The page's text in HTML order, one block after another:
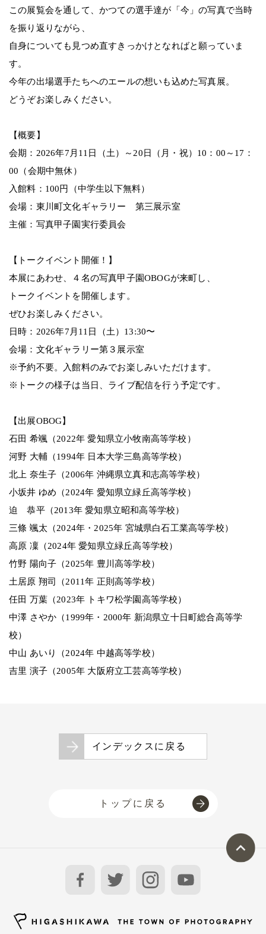
この展覧会を通して、かつての選手達が「今」の写真で当時
を振り返りながら、
自身についても見つめ直すきっかけとなればと願っていま
す。
今年の出場選手たちへのエールの想いも込めた写真展。
どうぞお楽しみください。
【概要】
会期：2026年7月11日（土）～20日（月・祝）10：00～17：
00（会期中無休）
入館料：100円（中学生以下無料）
会場：東川町文化ギャラリー 第三展示室
主催：写真甲子園実行委員会
【トークイベント開催！】
本展にあわせ、４名の写真甲子園OBOGが来町し、
トークイベントを開催します。
ぜひお楽しみください。
日時：2026年7月11日（土）13:30〜
会場：文化ギャラリー第３展示室
※予約不要。入館料のみでお楽しみいただけます。
※トークの様子は当日、ライブ配信を行う予定です。
【出展OBOG】
石田 希颯（2022年 愛知県立小牧南高等学校）
河野 大輔（1994年 日本大学三島高等学校）
北上 奈生子（2006年 沖縄県立真和志高等学校）
小坂井 ゆめ（2024年 愛知県立緑丘高等学校）
迫 恭平（2013年 愛知県立昭和高等学校）
三條 颯太（2024年・2025年 宮城県白石工業高等学校）
高原 凜（2024年 愛知県立緑丘高等学校）
竹野 陽向子（2025年 豊川高等学校）
土居原 翔司（2011年 正則高等学校）
任田 万葉（2023年 トキワ松学園高等学校）
中澤 さやか（1999年・2000年 新潟県立十日町総合高等学
校）
中山 あいり（2024年 中越高等学校）
吉里 演子（2005年 大阪府立工芸高等学校）
インデックスに戻る
トップに戻る